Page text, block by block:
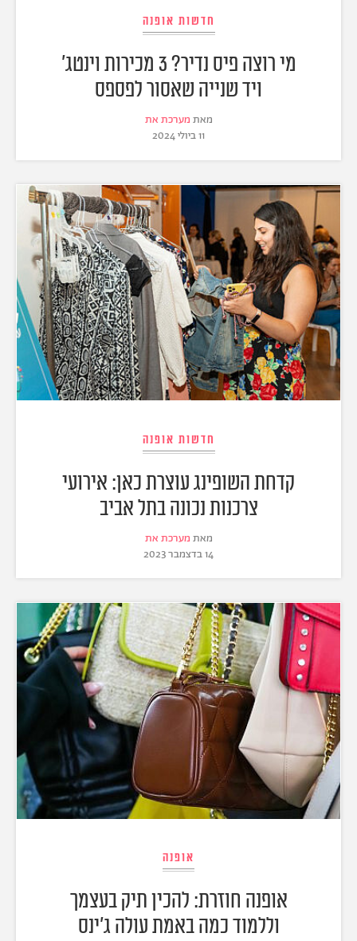
חדשות אופנה
מי רוצה פיס נדיר? 3 מכירות וינטג'
ויד שנייה שאסור לפספס
מאת מערכת את
11 ביולי 2024
חדשות אופנה
קדחת השופינג עוצרת כאן: אירועי
צרכנות נכונה בתל אביב
מאת מערכת את
14 בדצמבר 2023
אופנה
אופנה חוזרת: להכין תיק בעצמך
וללמוד כמה באמת עולה ג׳ינס